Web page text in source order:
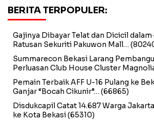
BERITA TERPOPULER:
Gajinya Dibayar Telat dan Dicicil dalam
Ratusan Sekuriti Pakuwon Mall…
Summarecon Bekasi Larang
Perluasan Club House Cluster
Pemain Terbaik AFF U-16 Pulang ke
Ganjar “Bocah Cikunir”… (66865)
Disdukcapil Catat 14.687 Warga
ke Kota Bekasi(65310)